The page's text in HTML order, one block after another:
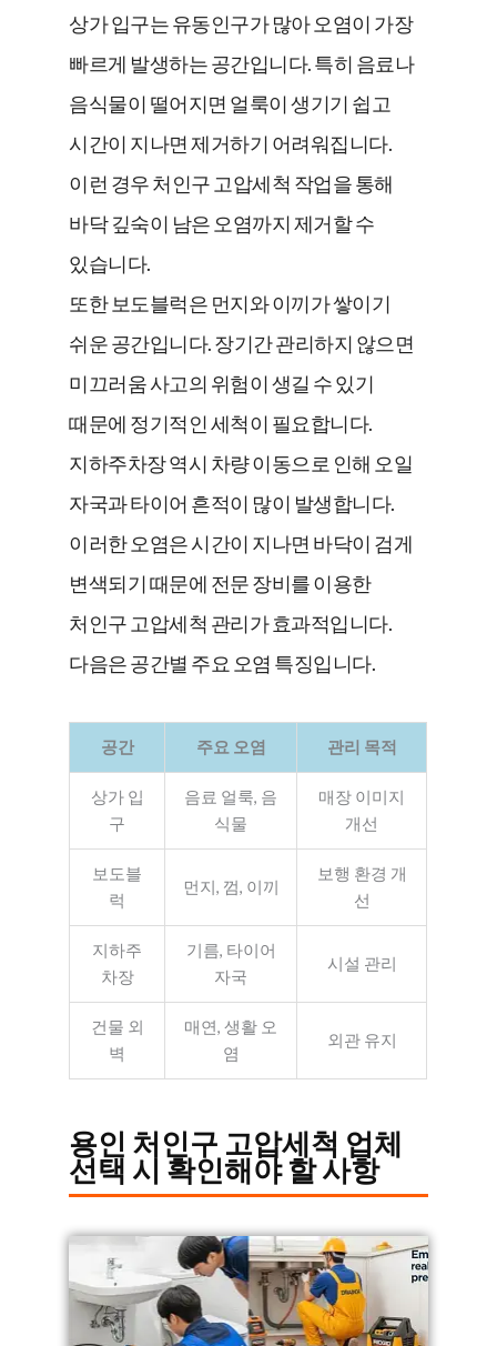
상가 입구는 유동인구가 많아 오염이 가장
빠르게 발생하는 공간입니다. 특히 음료나
음식물이 떨어지면 얼룩이 생기기 쉽고
시간이 지나면 제거하기 어려워집니다.
이런 경우 처인구 고압세척 작업을 통해
바닥 깊숙이 남은 오염까지 제거할 수
있습니다.
또한 보도블럭은 먼지와 이끼가 쌓이기
쉬운 공간입니다. 장기간 관리하지 않으면
미끄러움 사고의 위험이 생길 수 있기
때문에 정기적인 세척이 필요합니다.
지하주차장 역시 차량 이동으로 인해 오일
자국과 타이어 흔적이 많이 발생합니다.
이러한 오염은 시간이 지나면 바닥이 검게
변색되기 때문에 전문 장비를 이용한
처인구 고압세척 관리가 효과적입니다.
다음은 공간별 주요 오염 특징입니다.
공간 주요 오염 관리 목적
상가 입
구
음료 얼룩, 음
식물
매장 이미지
개선
보도블
럭
먼지, 껌, 이끼
보행 환경 개
선
지하주
차장
기름, 타이어
자국
시설 관리
건물 외
벽
매연, 생활 오
염
외관 유지
용인 처인구 고압세척 업체
선택 시 확인해야 할 사항